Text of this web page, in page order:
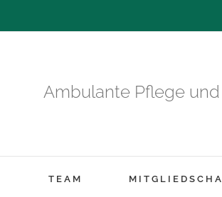
Ambulante Pflege
TEAM